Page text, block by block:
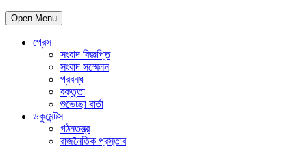
Open Menu
প্রেস
সংবাদ বিজ্ঞপ্তি
সংবাদ সম্মেলন
প্রবন্ধ
বক্তৃতা
শুভেচ্ছা বার্তা
ডকুমেন্টস
গঠনতন্ত্র
রাজনৈতিক প্রস্তাব